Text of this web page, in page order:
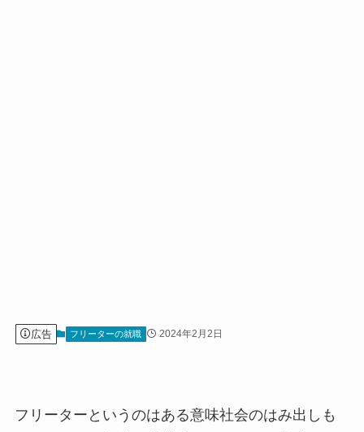
広告 フリーターの就職 2024年2月2日
フリーターというのはある意味社会のはみ出しも